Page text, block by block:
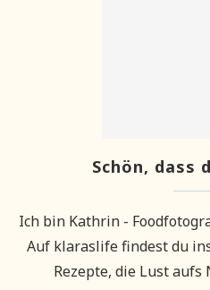
Schön, dass
Ich bin Kathrin -
Auf klaraslife findest du
Rezepte, die Lust aufs